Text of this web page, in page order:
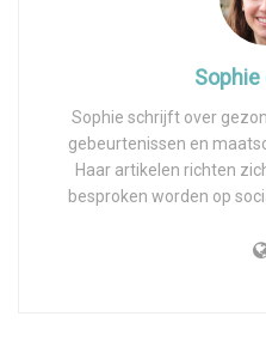
Sophie
Sophie schrijft over
gebeurtenissen en
Haar artikelen richten
besproken worden op